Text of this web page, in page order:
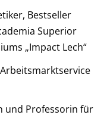
Bestseller
Superior
„Impact Lech“
und Professorin für